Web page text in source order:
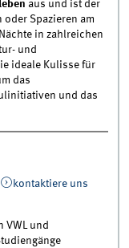
aus und ist der
oder Spazieren am
in zahlreichen
und
ideale Kulisse für
das
und das
kontaktiere uns
VWL und